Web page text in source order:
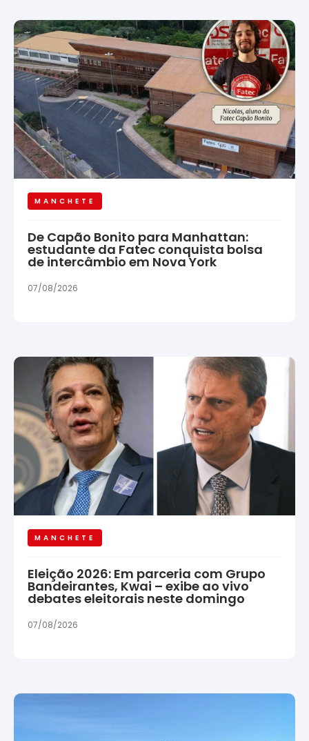
MANCHETE
De Capão Bonito para Manhattan:
estudante da Fatec conquista bolsa
de intercâmbio em Nova York
07/08/2026
MANCHETE
Eleição 2026: Em parceria com Grupo
Bandeirantes, Kwai – exibe ao vivo
debates eleitorais neste domingo
07/08/2026